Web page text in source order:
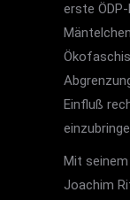
erste
Einfluß
Mit seinem
Joachim